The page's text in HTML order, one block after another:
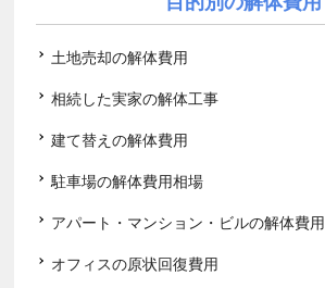
土地売却の解体費用
相続した実家の解体工事
建て替えの解体費用
駐車場の解体費用相場
アパート・マンション・ビルの解体費用
オフィスの原状回復費用